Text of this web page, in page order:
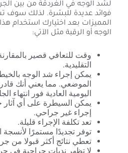
لشد الوجه في الغردقة من بين
فوائد عديدة للبشرة. لذلك سوف
المميزات بعد اختيارك استخدام
الوجه أو الرقبة مثل الآتي:
وقت للتعافي قصير
التقليدية.
يمكن إجراء شد الوجه
الموضعي. مما يعني أنك
اليومية العادية فور انتهاء
يمكن السيطرة على أي آثار
إجراء غير جراحي.
تعد تكلفة الإجراء قليلة.
توفر تجديدًا مستمرًا لأنسجة
تعطي نتائج أكثر قبولا من
لا تظهر ندبات جراحية في